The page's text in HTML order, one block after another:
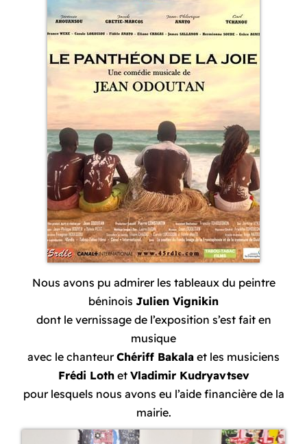
Nous avons pu admirer les tableaux du peintre
béninois Julien Vignikin
dont le vernissage de l’exposition s’est fait en
musique
avec le chanteurChériff Bakala et les musiciens
Frédi Lothet Vladimir Kudryavtsev
pour lesquels nous avons eu l’aide financière de la
mairie.